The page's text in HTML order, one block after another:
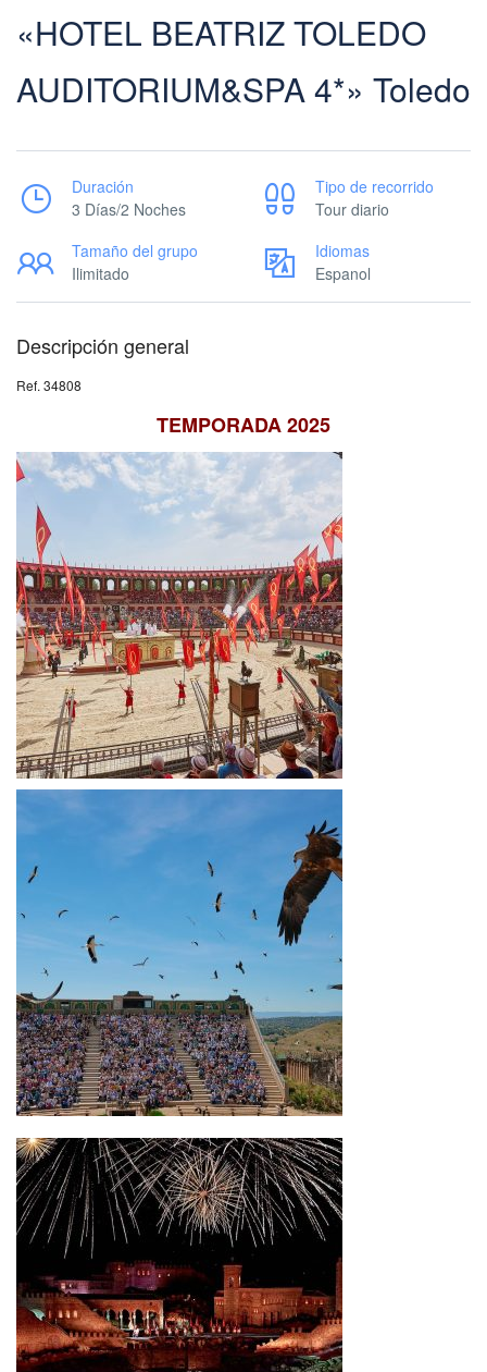
«HOTEL BEATRIZ TOLEDO
AUDITORIUM&SPA 4*» Toledo
Duración
3 Días/2 Noches
Tipo de recorrido
Tour diario
Tamaño del grupo
Ilimitado
Idiomas
Espanol
Descripción general
Ref. 34808
TEMPORADA 2025